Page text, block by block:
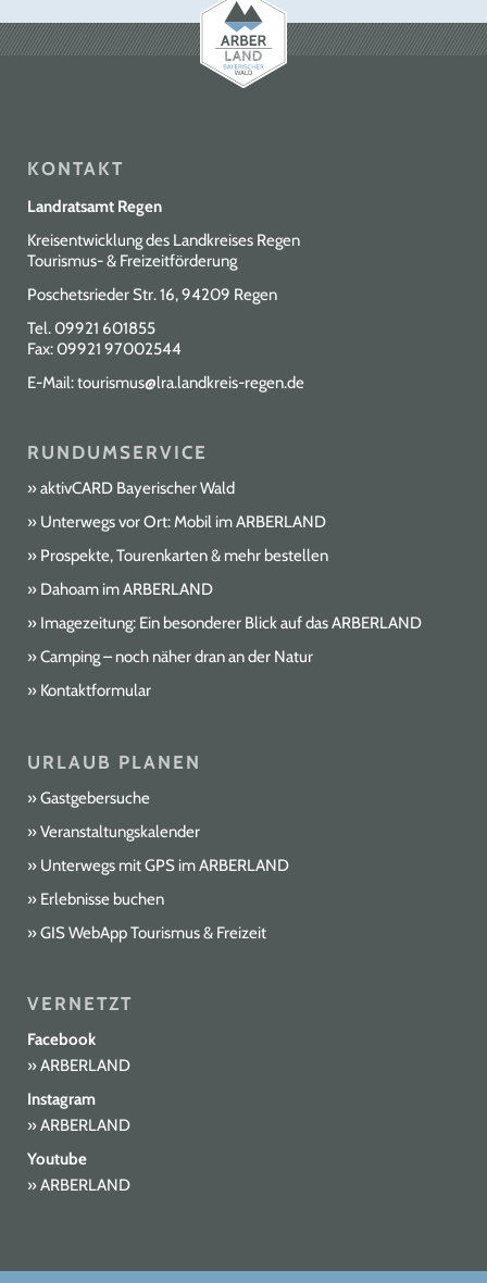
geselliger Stammtischrunde. Im ARBERLAND
kommt Wellness übrigens aus der Leitung. Unser
Waldwasser schenkt Lebenskraft, schmeckt
KONTAKT
Landratsamt Regen
Kreisentwicklung des Landkreises Regen
Tourismus- & Freizeitförderung
Poschetsrieder Str. 16, 94209 Regen
Tel.09921 601855
Fax: 09921 97002544
E-Mail:tourismus@lra.landkreis-regen.de
RUNDUMSERVICE
aktivCARD Bayerischer Wald
Unterwegs vor Ort: Mobil im ARBERLAND
Prospekte, Tourenkarten & mehr bestellen
Dahoam im ARBERLAND
Imagezeitung: Ein besonderer Blick auf das ARBERLAND
Camping – noch näher dran an der Natur
Kontaktformular
URLAUB PLANEN
Gastgebersuche
Veranstaltungskalender
Unterwegs mit GPS im ARBERLAND
Erlebnisse buchen
GIS WebApp Tourismus & Freizeit
VERNETZT
Facebook
ARBERLAND
Instagram
ARBERLAND
Youtube
ARBERLAND